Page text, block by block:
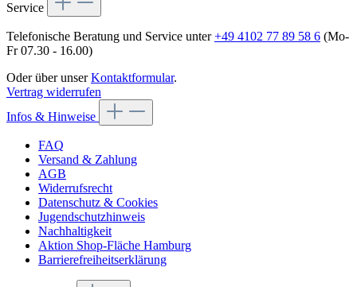
Service
Telefonische Beratung und Service unter+49 4102 77 89 58 6 (Mo-
Fr 07.30 - 16.00)
Oder über unserKontaktformular.
Vertrag widerrufen
Infos & Hinweise
FAQ
Versand & Zahlung
AGB
Widerrufsrecht
Datenschutz & Cookies
Jugendschutzhinweis
Nachhaltigkeit
Aktion Shop-Fläche Hamburg
Barrierefreiheitserklärung